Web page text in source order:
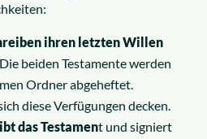
ihren letzten Willen
Die beiden Testamente werden
Ordner abgeheftet.
diese Verfügungen decken.
das Testament und signiert